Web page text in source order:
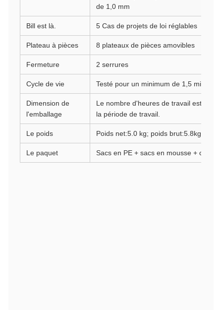
de 1,0 mm
Bill est là. 5 Cas de projets de loi réglables
Plateau à pièces 8 plateaux de pièces amovibles
Fermeture 2 serrures
Cycle de vie Testé pour un minimum de 1,5 million
Dimension de
l'emballage
Le nombre d'heures de travail est
la période de travail.
Le poids Poids net:5.0 kg; poids brut:5.8kg
Le paquet Sacs en PE + sacs en mousse + carton